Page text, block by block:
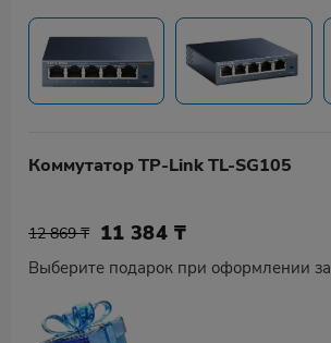
Коммутатор TP-Link TL-SG105
12 869 ₸ 11 384 ₸
Выберите подарок при оформлении